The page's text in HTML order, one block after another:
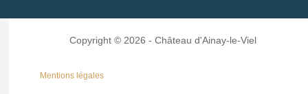
Copyright © 2026 - Château d'Ainay-le-Viel
Mentions légales